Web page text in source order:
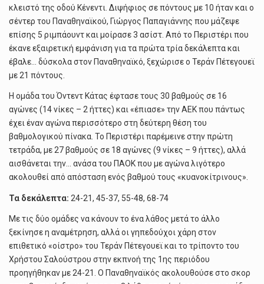
κλειστό της οδού Κένεντι. Διψήφιος σε πόντους με 10 ήταν και ο
σέντερ του Παναθηναϊκού, Γιώργος Παπαγιάννης που μάζεψε
επίσης 5 ριμπάουντ και μοίρασε 3 ασίστ. Από το Περιστέρι που
έκανε εξαιρετική εμφάνιση για τα πρώτα τρία δεκάλεπτα και
έβαλε… δύσκολα στον Παναθηναϊκό, ξεχώρισε ο Τεράν Πέτεγουεϊ
με 21 πόντους.
Η ομάδα του Όντεντ Κάτας έφτασε τους 30 βαθμούς σε 16
αγώνες (14 νίκες – 2 ήττες) και «έπιασε» την ΑΕΚ που πάντως
έχει έναν αγώνα περισσότερο στη δεύτερη θέση του
βαθμολογικού πίνακα. Το Περιστέρι παρέμεινε στην πρώτη
τετράδα, με 27 βαθμούς σε 18 αγώνες (9 νίκες – 9 ήττες), αλλά
αισθάνεται την… ανάσα του ΠΑΟΚ που με αγώνα λιγότερο
ακολουθεί από απόσταση ενός βαθμού τους «κυανοκίτρινους».
Τα δεκάλεπτα: 24-21, 45-37, 55-48, 68-74
Με τις δύο ομάδες να κάνουν το ένα λάθος μετά το άλλο
ξεκίνησε η αναμέτρηση, αλλά οι γηπεδούχοι χάρη στον
επιθετικό «οίστρο» του Τεράν Πέτεγουεϊ και το τρίποντο του
Χρήστου Σαλούστρου στην εκπνοή της 1ης περιόδου
προηγήθηκαν με 24-21. Ο Παναθηναϊκός ακολουθούσε στο σκορ